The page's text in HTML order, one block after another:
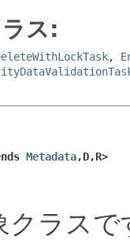
ス:
,
Metadata,D,R>
クラスで